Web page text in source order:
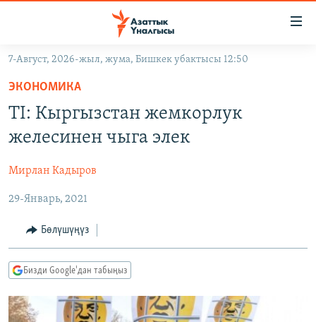
Навигацияга
өтүңүз
Издөөгө
салыңызКЫРГЫЗСТАН
ЭКОНОМИКА
МАДАНИЯТ
БОРБОР АЗИЯ
АТАЙЫН ИЛИКТӨӨ
ТВ ПРОГРАММАЛАР
БҮГҮН АЗАТТЫКТА
БИЗ ЖАНА ДҮЙНӨ
ДАНИСТЕ
ПОДКАСТ
ӨЗГӨЧӨ ПИКИР
7-Август, 2026-жыл, жума, Бишкек убактысы 12:50
ЭКОНОМИКА
TI: Кыргызстан жемкорлук
желесинен чыга элек
Мирлан Кадыров
29-Январь, 2021
Бөлүшүңүз
Бизди Google'дан табыңыз